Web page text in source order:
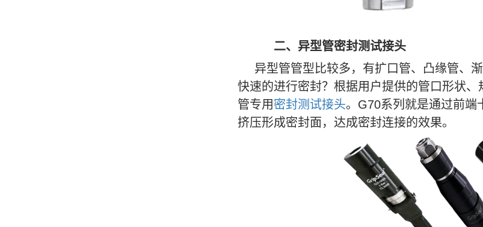
二、异型管密封测试接头
异型管管型比较多，有扩口管、凸缘管、
快速的进行密封？ 根据用户提供的管口形状
管专用密封测试接头。 G70系列就是通过前端
挤压形成密封面，达成密封连接的效果。